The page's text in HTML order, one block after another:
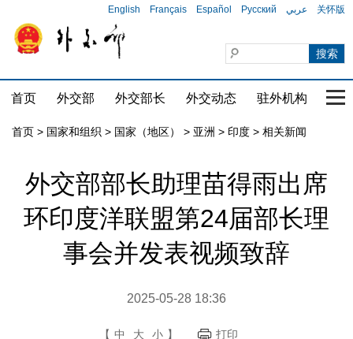
English Français Español Русский عربي 关怀版
首页 外交部 外交部长 外交动态 驻外机构 国
首页 > 国家和组织 > 国家（地区） > 亚洲 > 印度 > 相关新闻
外交部部长助理苗得雨出席
环印度洋联盟第24届部长理
事会并发表视频致辞
2025-05-28 18:36
【 中 大 小 】 打印